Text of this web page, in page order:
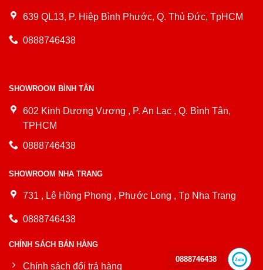
639 QL13, P. Hiệp Bình Phước, Q. Thủ Đức, TpHCM
0888746438
SHOWROOM BÌNH TÂN
602 Kinh Dương Vương , P. An Lạc , Q. Bình Tân,
TPHCM
0888746438
SHOWROOM NHA TRANG
731 , Lê Hồng Phong , Phước Long , Tp Nha Trang
0888746438
CHÍNH SÁCH BÁN HÀNG
Chính sách đổi trả hàng
0888746438